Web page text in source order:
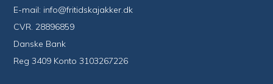
E-mail: info@fritidskajakker.dk
CVR. 28896859
Danske Bank
Reg 3409 Konto 3103267226